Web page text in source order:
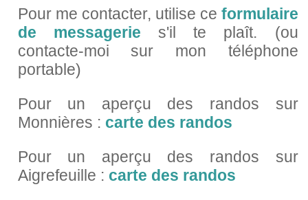
articles santé-nature
les annonces gratuites
massages
massages par pays
massages par types
recherches de massages
autres annonces
Pour me contacter, utilise ce formulaire
de messagerie s'il te plaît. (ou
contacte-moi sur mon téléphone
portable)
Pour un aperçu des randos sur
Monnières : carte des randos
Pour un aperçu des randos sur
Aigrefeuille : carte des randos